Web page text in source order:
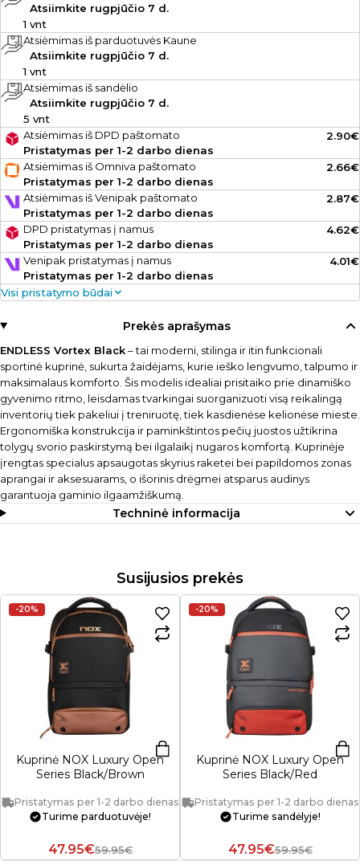
Atsiimkite rugpjūčio 7 d.
1 vnt
Atsiėmimas iš parduotuvės Kaune
Atsiimkite rugpjūčio 7 d.
1 vnt
Atsiėmimas iš sandėlio
Atsiimkite rugpjūčio 7 d.
5 vnt
Atsiėmimas iš DPD paštomato
Pristatymas per 1-2 darbo dienas
2.90€
Atsiėmimas iš Omniva paštomato
Pristatymas per 1-2 darbo dienas
2.66€
Atsiėmimas iš Venipak paštomato
Pristatymas per 1-2 darbo dienas
2.87€
DPD pristatymas į namus
Pristatymas per 1-2 darbo dienas
4.62€
Venipak pristatymas į namus
Pristatymas per 1-2 darbo dienas
4.01€
Visi pristatymo būdai
Prekės aprašymas
ENDLESS Vortex Black– tai moderni, stilinga ir itin funkcionali
sportinė kuprinė, sukurta žaidėjams, kurie ieško lengvumo, talpumo ir
maksimalaus komforto. Šis modelis idealiai prisitaiko prie dinamiško
gyvenimo ritmo, leisdamas tvarkingai suorganizuoti visą reikalingą
inventorių tiek pakeliui į treniruotę, tiek kasdienėse kelionėse mieste.
Ergonomiška konstrukcija ir paminkštintos pečių juostos užtikrina
tolygų svorio paskirstymą bei ilgalaikį nugaros komfortą. Kuprinėje
įrengtas specialus apsaugotas skyrius raketei bei papildomos zonas
aprangai ir aksesuarams, o išorinis drėgmei atsparus audinys
garantuoja gaminio ilgaamžiškumą.
Techninė informacija
Susijusios prekės
-20%
Kuprinė NOX Luxury Open
Series Black/Brown
Pristatymas per 1-2 darbo dienas
Turime parduotuvėje!
47.95€59.95€
-20%
Kuprinė NOX Luxury Open
Series Black/Red
Pristatymas per 1-2 darbo dienas
Turime sandėlyje!
47.95€59.95€